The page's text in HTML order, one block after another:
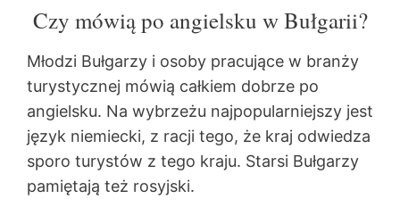
Czy mówią po angielsku w Bułgarii?
Młodzi Bułgarzy i osoby pracujące w branży
turystycznej mówią całkiem dobrze po
angielsku. Na wybrzeżu najpopularniejszy jest
język niemiecki, z racji tego, że kraj odwiedza
sporo turystów z tego kraju. Starsi Bułgarzy
pamiętają też rosyjski.